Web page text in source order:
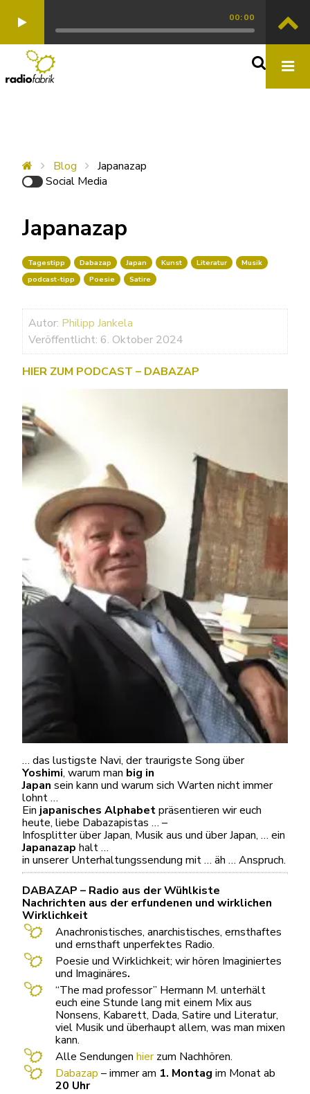
00:00
Blog
Japanazap
Social Media
Japanazap
Tagestipp Dabazap Japan Kunst Literatur
Musik
podcast-tipp
Poesie Satire
Autor: Philipp Jankela
Veröffentlicht: 6. Oktober 2024
HIER ZUM PODCAST – DABAZAP
… das lustigste Navi, der traurigste Song über
Yoshimi, warum man big in
Japan sein kann und warum sich Warten nicht immer
lohnt …
Ein japanisches Alphabetpräsentieren wir euch
heute, liebe Dabazapistas … –
Infosplitter über Japan, Musik aus und über Japan, … ein
Japanazap halt …
in unserer Unterhaltungssendung mit … äh … Anspruch.
DABAZAP – Radio aus der Wühlkiste
Nachrichten aus der erfundenen und wirklichen
Wirklichkeit
Anachronistisches, anarchistisches, ernsthaftes
und ernsthaft unperfektes Radio.
Poesie und Wirklichkeit; wir hören Imaginiertes
und Imaginäres.
“The mad professor” Hermann M. unterhält
euch eine Stunde lang mit einem Mix aus
Nonsens, Kabarett, Dada, Satire und Literatur,
viel Musik und überhaupt allem, was man mixen
kann.
Alle Sendungen hierzum Nachhören.
Dabazap – immer am 1. Montag im Monat ab
20 Uhr